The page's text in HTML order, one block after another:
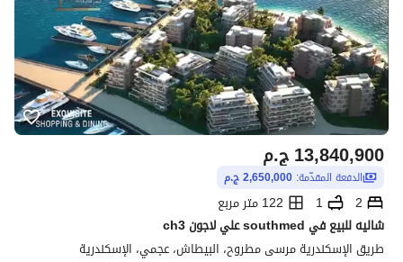
ج.م13,840,900
الدفعة المقدّمة: 2,650,000 ج.م
2
1
122 متر مربع
شاليه للبيع في southmed علي لاجون ch3
طريق الإسكندرية مرسى مطروح، البيطاش، عجمي، الإسكندرية